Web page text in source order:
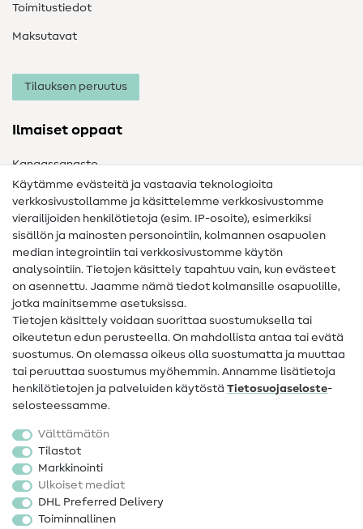
Toimitustiedot
Maksutavat
Tilauksen peruutus
Ilmaiset oppaat
Kangassanasto
Ompelusanasto
Ompeluohjeet
Apua ja yhteystiedot
Yhteystiedot
Tietoa omistajanvaihdoksesta
Peruutusoikeus
Suosittu
Kankaat
Ompelutarvikkeet
Ale
Käytämme evästeitä ja vastaavia teknologioita
verkkosivustollamme ja käsittelemme verkkosivustomme
vierailijoiden henkilötietoja (esim. IP-osoite), esimerkiksi
sisällön ja mainosten personointiin, kolmannen osapuolen
median integrointiin tai verkkosivustomme käytön
analysointiin. Tietojen käsittely tapahtuu vain, kun evästeet
on asennettu. Jaamme nämä tiedot kolmansille osapuolille,
jotka mainitsemme asetuksissa.
Tietojen käsittely voidaan suorittaa suostumuksella tai
oikeutetun edun perusteella. On mahdollista antaa tai evätä
suostumus. On olemassa oikeus olla suostumatta ja muuttaa
tai peruuttaa suostumus myöhemmin. Annamme lisätietoja
henkilötietojen ja palveluiden käytöstä Tietosuojaseloste-
selosteessamme.
Välttämätön
Tilastot
Markkinointi
Ulkoiset mediat
DHL Preferred Delivery
Toiminnallinen